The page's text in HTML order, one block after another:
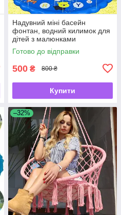
Надувний міні басейн
фонтан, водний килимок для
дітей з малюнками
фонтанчик Swimming Ring
Готово до відправки
500 ₴ 800 ₴
Купити
–32%